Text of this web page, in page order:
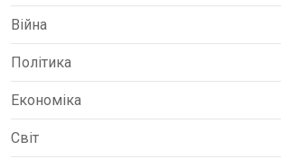
Війна
Політика
Економіка
Світ